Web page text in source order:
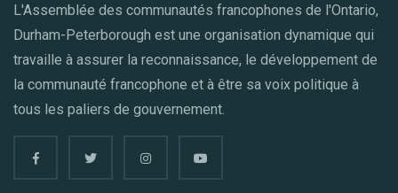
L'Assemblée des communautés francophones de l'Ontario,
Durham-Peterborough est une organisation dynamique qui
travaille à assurer la reconnaissance, le développement de
la communauté francophone et à être sa voix politique à
tous les paliers de gouvernement.